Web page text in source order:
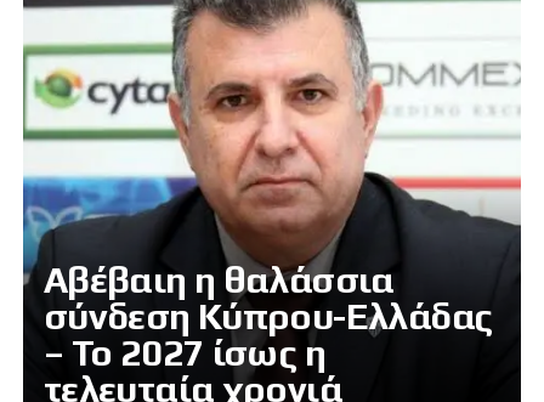
Αβέβαιη η θαλάσσια
σύνδεση Κύπρου-Ελλάδας
– Το 2027 ίσως η
τελευταία χρονιά